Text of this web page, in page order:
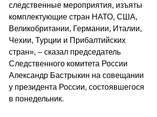
следственные мероприятия, изъяты
комплектующие стран НАТО, США,
Великобритании, Германии, Италии,
Чехии, Турции и Прибалтийских
стран», – сказал председатель
Следственного комитета России
Александр Бастрыкин на совещании
у президента России, состоявшегося
в понедельник.